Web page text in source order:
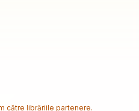
către librăriile partenere.